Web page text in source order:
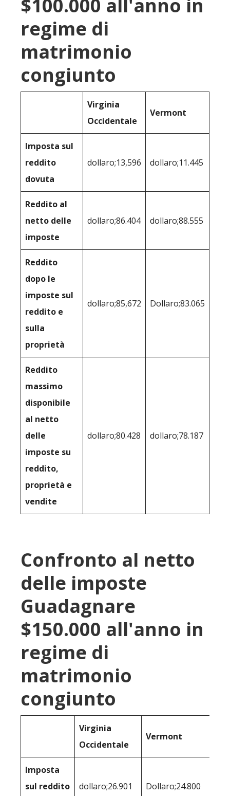
$100.000 all'anno in
regime di
matrimonio
congiunto
Virginia
Occidentale
Vermont
Imposta sul
reddito
dovuta
dollaro;13,596 dollaro;11.445
Reddito al
netto delle
imposte
dollaro;86.404 dollaro;88.555
Reddito
dopo le
imposte sul
reddito e
sulla
proprietà
dollaro;85,672 Dollaro;83.065
Reddito
massimo
disponibile
al netto
delle
imposte su
reddito,
proprietà e
vendite
dollaro;80.428 dollaro;78.187
Confronto al netto
delle imposte
Guadagnare
$150.000 all'anno in
regime di
matrimonio
congiunto
Virginia
Occidentale
Vermont
Imposta
sul reddito
dollaro;26.901 Dollaro;24.800